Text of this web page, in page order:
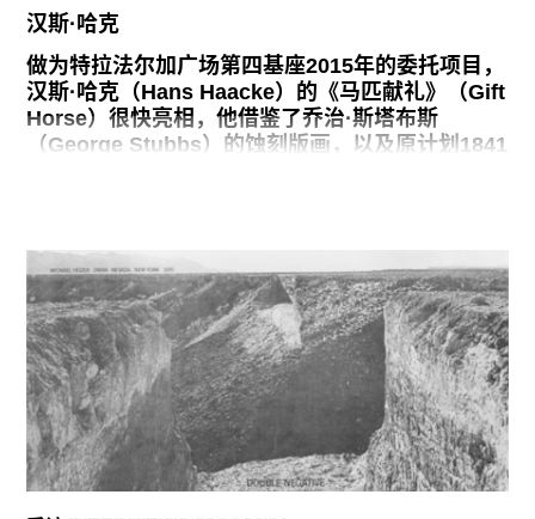
的。
汉斯·哈克
做为特拉法尔加广场第四基座2015年的委托项目，
汉斯·哈克（Hans Haacke）的《马匹献礼》（Gift
Horse）很快亮相，他借鉴了乔治·斯塔布斯
（George Stubbs）的蚀刻版画，以及原计划1841
有六个艺术家受邀，为伦敦的特拉法尔加广场西北
角的第四柱基递交提案的，我是其中的一位。这个
基座150多年来一直空空如也。乔治四世骑马的铜
像座落在基座的西北角，他统治期间挥金如土，几
乎没给继任者留下什么，威廉四世无缘享受骑在铜
马上的待遇。
历史背景融汇在一起，为我的《马匹献礼》提供了
构想。当代伦敦，今日世界的社会和政治环境，这